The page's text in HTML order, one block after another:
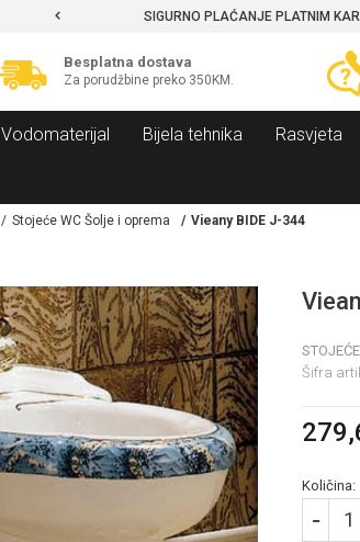
SIGURNO PLAĆANJE PLATNIM
Besplatna dostava
Za porudžbine preko 350KM.
Vodomaterijal Bijela tehnika Rasvjeta
Stojeće WC Šolje i oprema Vieany BIDE J-344
Šifra
Količina: